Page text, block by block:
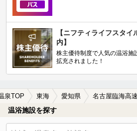
【ニフティライフスタ
内】
株主優待制度で人気の温浴施
拡充されました！
泉TOP 東海 愛知県
温浴施設を探す